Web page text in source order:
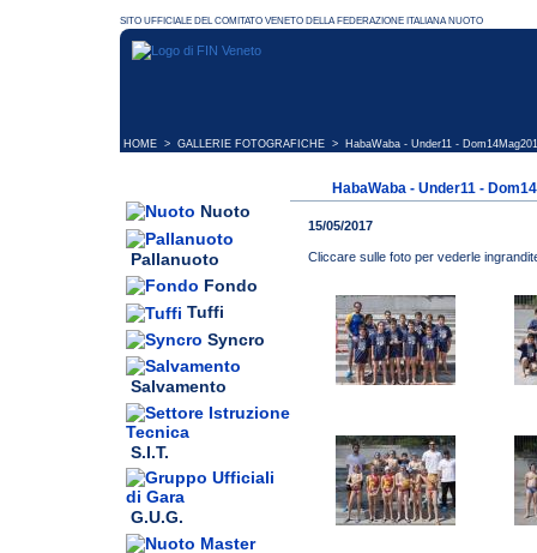
HOME > GALLERIE FOTOGRAFICHE > HabaWaba - Under11 -
Nuoto
Pallanuoto
Fondo
Tuffi
Syncro
Salvamento
S.I.T.
G.U.G.
HabaWaba - Under11 -
15/05/2017
Cliccare sulle foto per vederle